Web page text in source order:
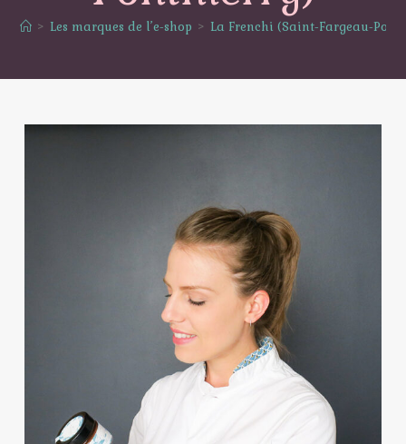
> Les marques de l’e-shop > La Frenchi (Saint-Fargeau-